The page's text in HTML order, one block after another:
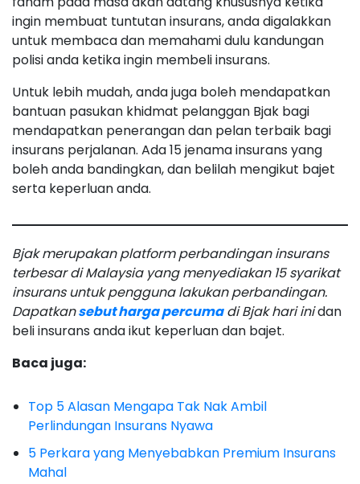
ingin membuat tuntutan insurans, anda digalakkan
untuk membaca dan memahami dulu kandungan
polisi anda ketika ingin membeli insurans.
Untuk lebih mudah, anda juga boleh mendapatkan
bantuan pasukan khidmat pelanggan Bjak bagi
mendapatkan penerangan dan pelan terbaik bagi
insurans perjalanan. Ada 15 jenama insurans yang
boleh anda bandingkan, dan belilah mengikut bajet
serta keperluan anda.
Bjak merupakan platform perbandingan insurans
terbesar di Malaysia yang menyediakan 15 syarikat
insurans untuk pengguna lakukan perbandingan.
Dapatkansebut harga percumadi Bjak hari inidan
beli insurans anda ikut keperluan dan bajet.
Baca juga:
Top 5 Alasan Mengapa Tak Nak Ambil
Perlindungan Insurans Nyawa
5 Perkara yang Menyebabkan Premium Insurans
Mahal